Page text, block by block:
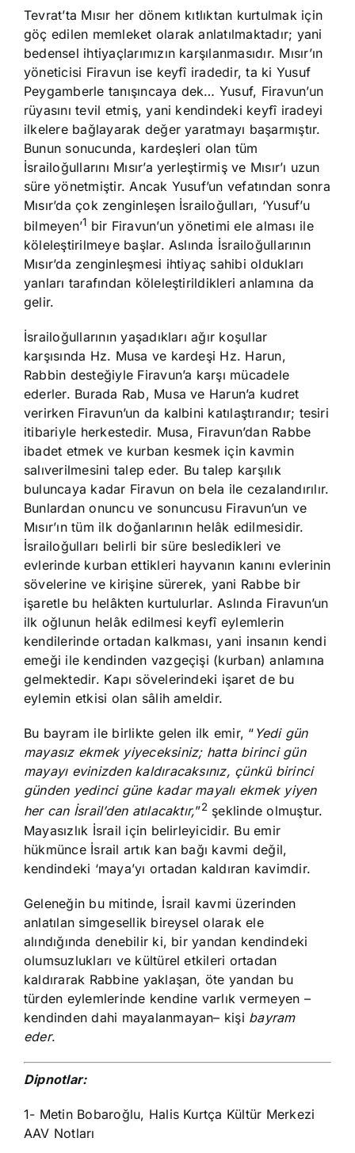
Tevrat’ta Mısır her dönem kıtlıktan kurtulmak için
göç edilen memleket olarak anlatılmaktadır; yani
bedensel ihtiyaçlarımızın karşılanmasıdır. Mısır’ın
yöneticisi Firavun ise keyfî iradedir, ta ki Yusuf
Peygamberle tanışıncaya dek… Yusuf, Firavun’un
rüyasını tevil etmiş, yani kendindeki keyfî iradeyi
ilkelere bağlayarak değer yaratmayı başarmıştır.
Bunun sonucunda, kardeşleri olan tüm
İsrailoğullarını Mısır’a yerleştirmiş ve Mısır’ı uzun
süre yönetmiştir. Ancak Yusuf’un vefatından sonra
Mısır’da çok zenginleşen İsrailoğulları, ‘Yusuf’u
bilmeyen’1 bir Firavun’un yönetimi ele alması ile
köleleştirilmeye başlar. Aslında İsrailoğullarının
Mısır’da zenginleşmesi ihtiyaç sahibi oldukları
yanları tarafından köleleştirildikleri anlamına da
gelir.
İsrailoğullarının yaşadıkları ağır koşullar
karşısında Hz. Musa ve kardeşi Hz. Harun,
Rabbin desteğiyle Firavun’a karşı mücadele
ederler. Burada Rab, Musa ve Harun’a kudret
verirken Firavun’un da kalbini katılaştırandır; tesiri
itibariyle herkestedir. Musa, Firavun’dan Rabbe
ibadet etmek ve kurban kesmek için kavmin
salıverilmesini talep eder. Bu talep karşılık
buluncaya kadar Firavun on bela ile cezalandırılır.
Bunlardan onuncu ve sonuncusu Firavun’un ve
Mısır’ın tüm ilk doğanlarının helâk edilmesidir.
İsrailoğulları belirli bir süre besledikleri ve
evlerinde kurban ettikleri hayvanın kanını evlerinin
sövelerine ve kirişine sürerek, yani Rabbe bir
işaretle bu helâkten kurtulurlar. Aslında Firavun’un
ilk oğlunun helâk edilmesi keyfî eylemlerin
kendilerinde ortadan kalkması, yani insanın kendi
emeği ile kendinden vazgeçişi (kurban) anlamına
gelmektedir. Kapı sövelerindeki işaret de bu
eylemin etkisi olan sâlih ameldir.
Bu bayram ile birlikte gelen ilk emir, “ Yedi gün
mayasız ekmek yiyeceksiniz; hatta birinci gün
mayayı evinizden kaldıracaksınız, çünkü birinci
günden yedinci güne kadar mayalı ekmek yiyen
her can İsrail’den atılacaktır,”2şeklinde olmuştur.
Mayasızlık İsrail için belirleyicidir. Bu emir
hükmünce İsrail artık kan bağı kavmi değil,
kendindeki ‘maya’yı ortadan kaldıran kavimdir.
Geleneğin bu mitinde, İsrail kavmi üzerinden
anlatılan simgesellik bireysel olarak ele
alındığında denebilir ki, bir yandan kendindeki
olumsuzlukları ve kültürel etkileri ortadan
kaldırarak Rabbine yaklaşan, öte yandan bu
türden eylemlerinde kendine varlık vermeyen –
kendinden dahi mayalanmayan– kişi bayram
eder.
Dipnotlar:
1- Metin Bobaroğlu, Halis Kurtça Kültür Merkezi
AAV Notları